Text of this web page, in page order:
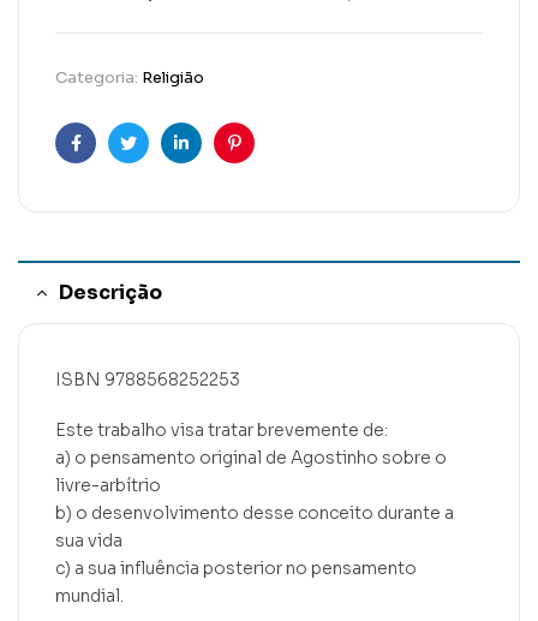
Categoria: Religião
FacebookTwitterLinkedinPinterest
Descrição
ISBN 9788568252253
Este trabalho visa tratar brevemente de:
a) o pensamento original de Agostinho sobre o
livre-arbítrio
b) o desenvolvimento desse conceito durante a
sua vida
c) a sua influência posterior no pensamento
mundial.